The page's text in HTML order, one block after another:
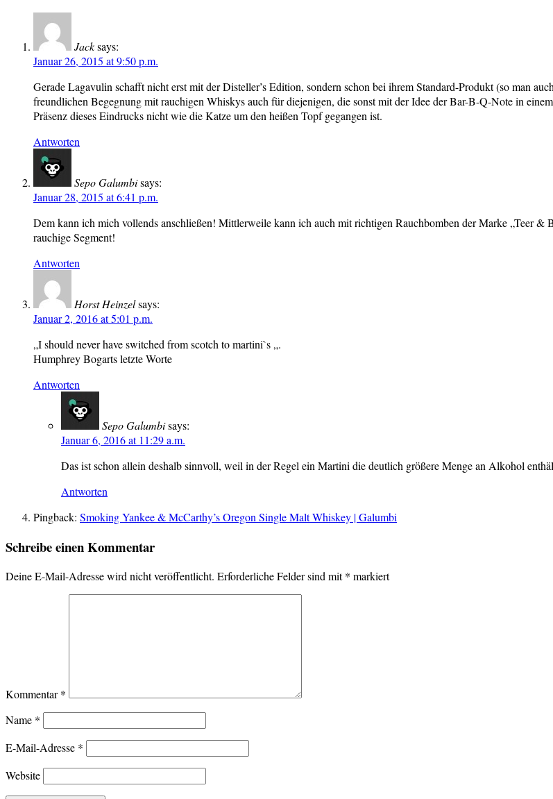
Jacksays:
Januar 26, 2015 at 9:50 p.m.
Gerade Lagavulin schafft nicht erst mit der Disteller’s Edition, sondern schon bei ihrem Standard-Produkt (so man
freundlichen Begegnung mit rauchigen Whiskys auch für diejenigen, die sonst mit der Idee der Bar-B-Q-Note in
Präsenz dieses Eindrucks nicht wie die Katze um den heißen Topf gegangen ist.
Antworten
Sepo Galumbisays:
Januar 28, 2015 at 6:41 p.m.
Dem kann ich mich vollends anschließen! Mittlerweile kann ich auch mit richtigen Rauchbomben der Marke „Teer &
rauchige Segment!
Antworten
Horst Heinzelsays:
Januar 2, 2016 at 5:01 p.m.
„I should never have switched from scotch to martini`s „.
Humphrey Bogarts letzte Worte
Antworten
Sepo Galumbisays:
Januar 6, 2016 at 11:29 a.m.
Das ist schon allein deshalb sinnvoll, weil in der Regel ein Martini die deutlich größere Menge an Alkohol
Antworten
Pingback: Smoking Yankee & McCarthy’s Oregon Single Malt Whiskey | Galumbi
Schreibe einen Kommentar
Deine E-Mail-Adresse wird nicht veröffentlicht. Erforderliche Felder sind mit* markiert
Kommentar*
Name *
E-Mail-Adresse *
Website